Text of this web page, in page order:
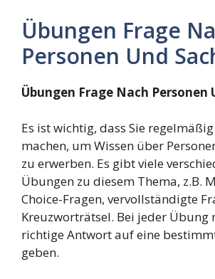
Übungen Frage
Personen Und
Übungen Frage Nach Personen
Es ist wichtig, dass Sie
machen, um Wissen über
zu erwerben. Es gibt viele
Übungen zu diesem Thema, z.B.
Choice-Fragen, vervollständigte
Kreuzworträtsel. Bei jeder Übung
richtige Antwort auf eine
geben.